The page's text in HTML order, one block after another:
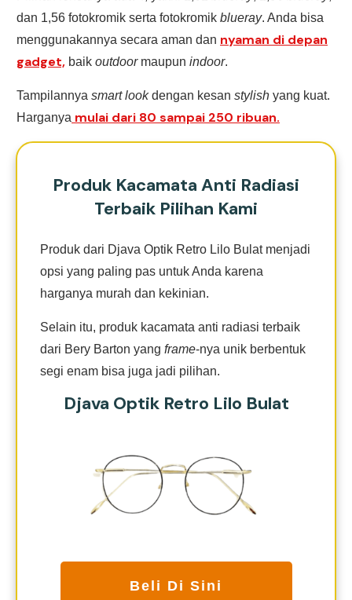
dan 1,56 fotokromik serta fotokromik blueray. Anda bisa
menggunakannya secara aman dan nyaman di depan
gadget, baik outdoormaupun indoor.
Tampilannya smart lookdengan kesan stylish yang kuat.
Harganya mulai dari 80 sampai 250 ribuan.
Produk Kacamata Anti Radiasi
Terbaik Pilihan Kami
Produk dari Djava Optik Retro Lilo Bulat menjadi
opsi yang paling pas untuk Anda karena
harganya murah dan kekinian.
Selain itu, produk kacamata anti radiasi terbaik
dari Bery Barton yang frame-nya unik berbentuk
segi enam bisa juga jadi pilihan.
Djava Optik Retro Lilo Bulat
Beli Di Sini